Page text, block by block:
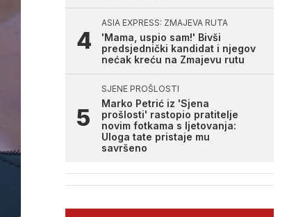
ASIA EXPRESS: ZMAJEVA RUTA
'Mama, uspio sam!' Bivši
predsjednički kandidat i njegov
nećak kreću na Zmajevu rutu
SJENE PROŠLOSTI
Marko Petrić iz 'Sjena
prošlosti' rastopio pratitelje
novim fotkama s ljetovanja:
Uloga tate pristaje mu
savršeno